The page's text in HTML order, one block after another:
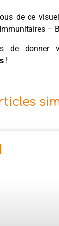
de ce
–
de donner
!